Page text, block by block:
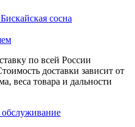
сосна
по всей России
доставки зависит от
веса товара и дальности
обслуживание